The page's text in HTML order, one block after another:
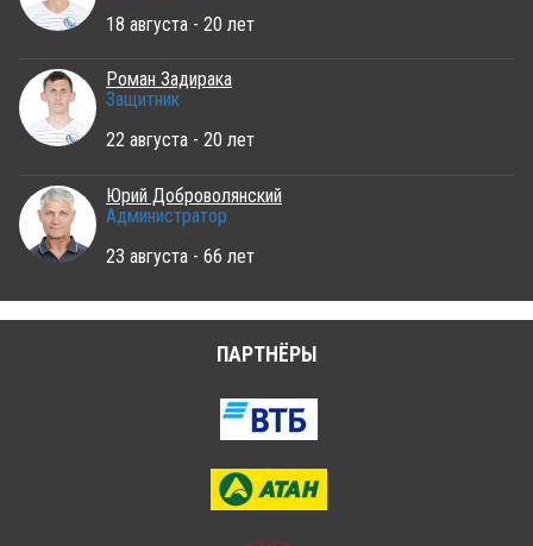
18 августа - 20 лет
Роман Задирака
Защитник
22 августа - 20 лет
Юрий Доброволянский
Администратор
23 августа - 66 лет
ПАРТНЁРЫ